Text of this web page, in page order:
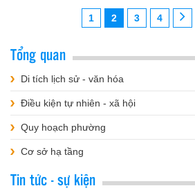
1 2 3 4
Tổng quan
Di tích lịch sử - văn hóa
Điều kiện tự nhiên - xã hội
Quy hoạch phường
Cơ sở hạ tầng
Tin tức - sự kiện